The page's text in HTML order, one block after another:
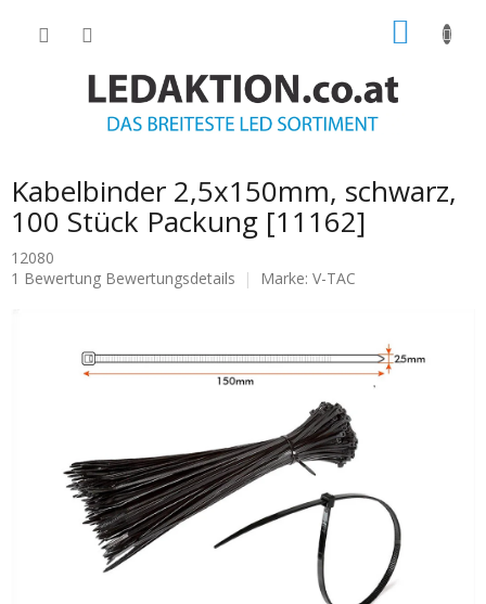
Kabelbinder 2,5x150mm, schwarz,
100 Stück Packung [11162]
12080
Die
1 Bewertung Bewertungsdetails Marke: V-TAC